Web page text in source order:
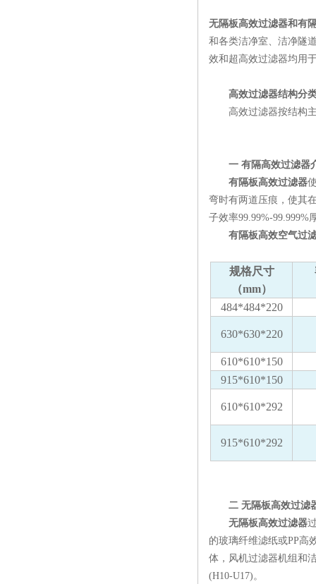
无隔板高效过滤器和有
和各类洁净室、洁净隧
效和超高效过滤器均用
高效过滤器结构分
高效过滤器按结构主
一 有隔高效过滤器
有隔板高效过滤器
弯时有两道压痕，使其
子效率99.99%-
有隔板高效空气过
规格尺寸
（mm）
484*484*220
630*630*220
610*610*150
915*610*150
610*610*292
915*610*292
二 无隔板高效过滤
无隔板高效过滤器
的玻璃纤维滤纸或PP高
体，风机过滤器机组和
(H10-U17)。